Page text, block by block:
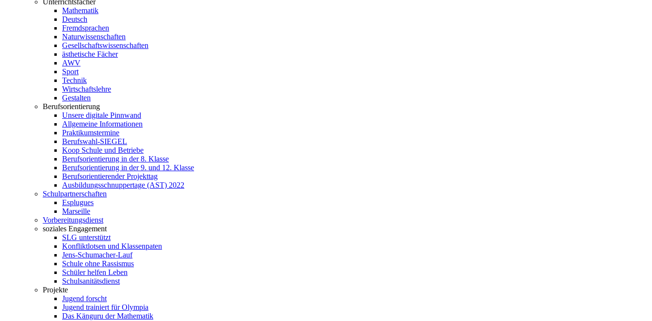
Unterrichtsfächer
Mathematik
Deutsch
Fremdsprachen
Naturwissenschaften
Gesellschaftswissenschaften
ästhetische Fächer
AWV
Sport
Technik
Wirtschaftslehre
Gestalten
Berufsorientierung
Unsere digitale Pinnwand
Allgemeine Informationen
Praktikumstermine
Berufswahl-SIEGEL
Koop Schule und Betriebe
Berufsorientierung in der 8. Klasse
Berufsorientierung in der 9. und 12. Klasse
Berufsorientierender Projekttag
Ausbildungsschnuppertage (AST) 2022
Schulpartnerschaften
Esplugues
Marseille
Vorbereitungsdienst
soziales Engagement
SLG unterstützt
Konfliktlotsen und Klassenpaten
Jens-Schumacher-Lauf
Schule ohne Rassismus
Schüler helfen Leben
Schulsanitätsdienst
Projekte
Jugend forscht
Jugend trainiert für Olympia
Das Känguru der Mathematik